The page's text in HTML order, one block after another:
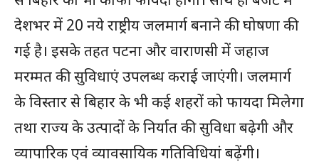
देशभर में 20 नये राष्ट्रीय जलमार्ग बनाने की घोषणा की
गई है। इसके तहत पटना और वाराणसी में जहाज
मरम्मत की सुविधाएं उपलब्ध कराई जाएंगी। जलमार्ग
के विस्तार से बिहार के भी कई शहरों को फायदा मिलेगा
तथा राज्य के उत्पादों के निर्यात की सुविधा बढ़ेगी और
व्यापारिक एवं व्यावसायिक गतिविधियां बढ़ेंगी।